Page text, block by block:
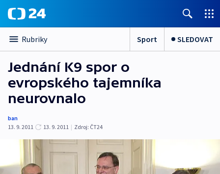
Rubriky Sport SLEDOVAT
Jednání K9 spor o
evropského tajemníka
neurovnalo
ban
13. 9. 2011
13. 9. 2011 | Zdroj: ČT24